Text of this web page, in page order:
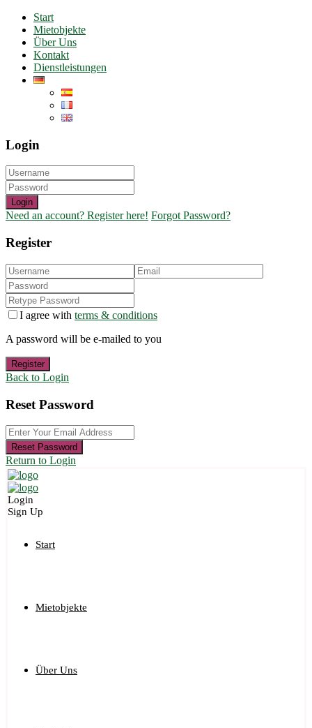
Start
Mietobjekte
Über Uns
Kontakt
Dienstleistungen
Login
Login
Need an account? Register here! Forgot Password?
Register
I agree with terms & conditions
A password will be e-mailed to you
Register
Back to Login
Reset Password
Reset Password
Return to Login
Login
Sign Up
Start
Mietobjekte
Über Uns